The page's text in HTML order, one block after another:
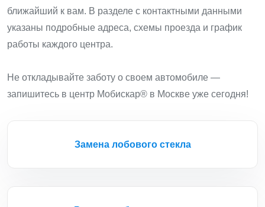
ближайший к вам. В разделе с контактными данными
указаны подробные адреса, схемы проезда и график
работы каждого центра.
Не откладывайте заботу о своем автомобиле —
запишитесь в центр Мобискар® в Москве уже сегодня!
Замена лобового стекла